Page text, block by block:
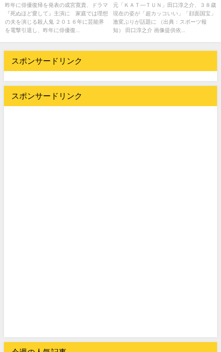
昨年に俳優復帰を発表の成宮寛貴、ドラマ
『死ぬほど愛して』主演に 家庭では理想
の夫を演じる殺人鬼 ２０１６年に芸能界
を電撃引退し、昨年に俳優復...
コいい」「顔面国宝」・・・
元「ＫＡＴ―ＴＵＮ」田口淳之介、３８歳
現在の姿が「超カッコいい」「顔面国宝」
激変ぶりが話題に （出典：スポーツ報
知） 田口淳之介 画像提供依...
スポンサードリンク
スポンサードリンク